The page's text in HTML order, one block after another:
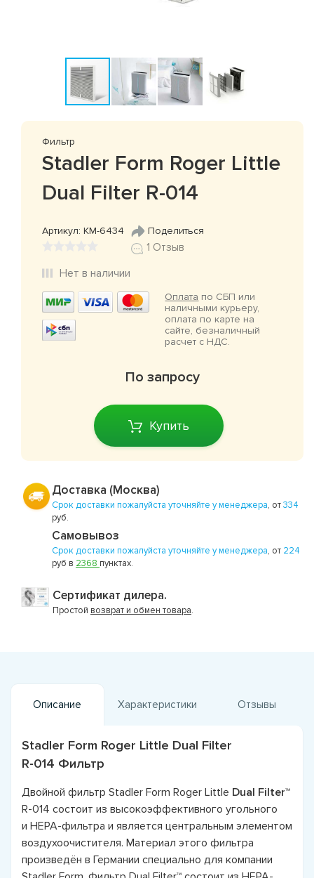
Фильтр
Stadler Form Roger Little
Dual Filter R-014
Артикул: КМ-6434 Поделиться
1 Отзыв
Нет в наличии
Оплата по СБП или
наличными курьеру,
оплата по карте на
сайте, безналичный
расчет с НДС.
По запросу
Купить
Доставка (Москва)
Срок доставки пожалуйста уточняйте у менеджера, от334
руб.
Самовывоз
Срок доставки пожалуйста уточняйте у менеджера, от 224
руб в 2368 пунктах.
Сертификат дилера.
Простой возврат и обмен товара.
Описание Характеристики Отзывы
Stadler Form Roger Little Dual Filter
R-014 Фильтр
Двойной фильтр Stadler Form Roger Little Dual Filter™
R-014 состоит из высокоэффективного угольного
и HEPA-фильтра и является центральным элементом
воздухоочистителя. Материал этого фильтра
произведён в Германии специально для компании